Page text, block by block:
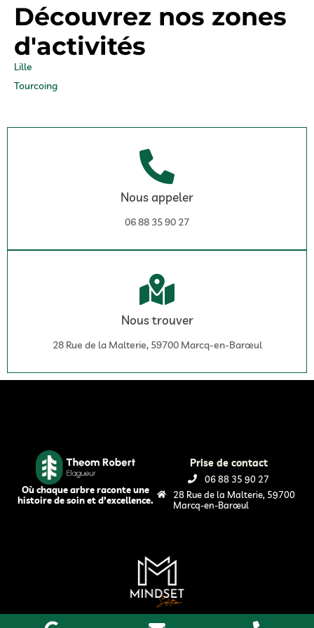
Découvrez nos zones
d'activités
Lille
Tourcoing
Nous appeler
06 88 35 90 27
Nous trouver
28 Rue de la Malterie, 59700 Marcq-en-Barœul
Où chaque arbre raconte une
histoire de soin et d’excellence.
Prise de contact
06 88 35 90 27
28 Rue de la Malterie, 59700
Marcq-en-Barœul